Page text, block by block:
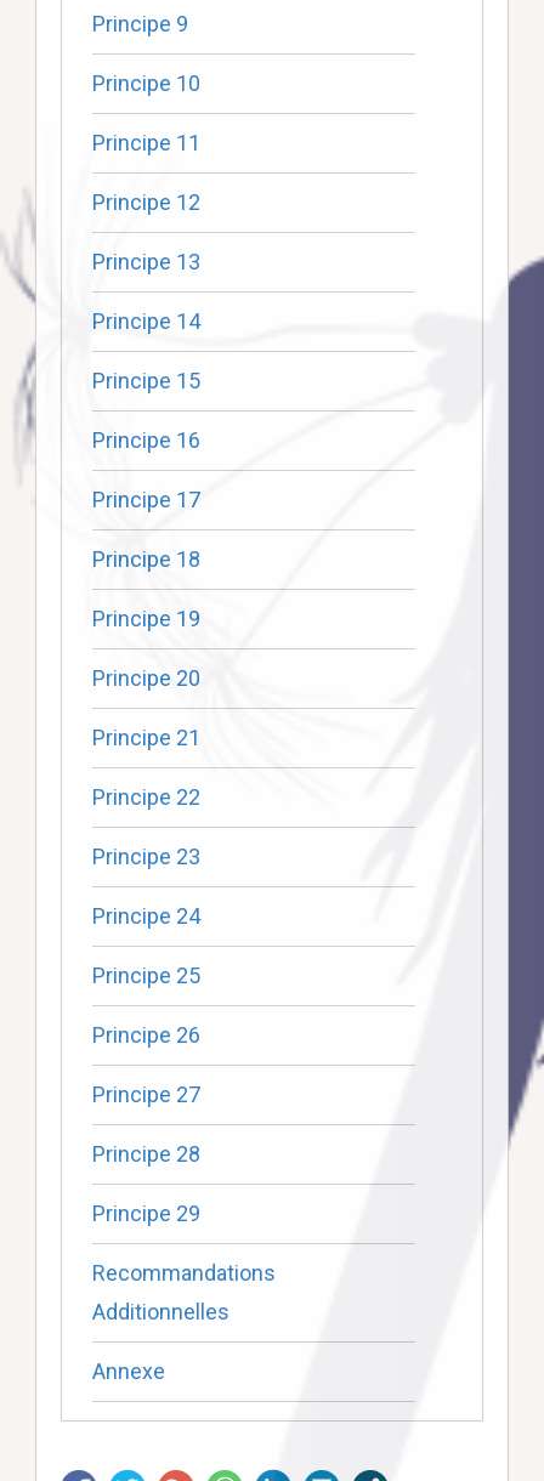
Principe 9
Principe 10
Principe 11
Principe 12
Principe 13
Principe 14
Principe 15
Principe 16
Principe 17
Principe 18
Principe 19
Principe 20
Principe 21
Principe 22
Principe 23
Principe 24
Principe 25
Principe 26
Principe 27
Principe 28
Principe 29
Recommandations
Additionnelles
Annexe